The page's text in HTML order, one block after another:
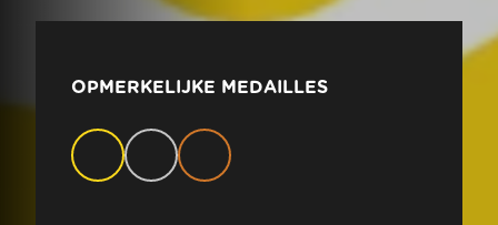
OPMERKELIJKE MEDAILLES